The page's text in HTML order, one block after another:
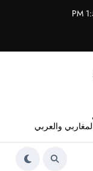
والعربي